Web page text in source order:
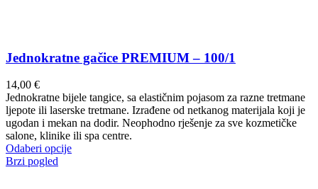
Jednokratne gačice PREMIUM – 100/1
14,00 €
Jednokratne bijele tangice, sa elastičnim pojasom za razne tretmane
ljepote ili laserske tretmane. Izrađene od netkanog materijala koji je
ugodan i mekan na dodir. Neophodno rješenje za sve kozmetičke
salone, klinike ili spa centre.
Odaberi opcijeOvaj
Brzi pogled